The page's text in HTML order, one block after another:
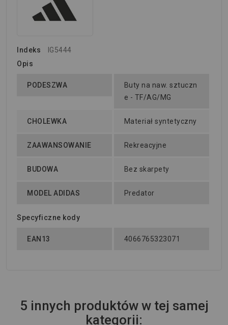
Indeks
IG5444
Opis
PODESZWA
Buty na naw. sztuczn
e - TF/AG/MG
CHOLEWKA Materiał syntetyczny
ZAAWANSOWANIE Rekreacyjne
BUDOWA Bez skarpety
MODEL ADIDAS Predator
Specyficzne kody
EAN13 4066765323071
5 innych produktów w tej samej
kategorii: